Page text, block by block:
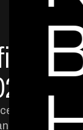
para
la junta